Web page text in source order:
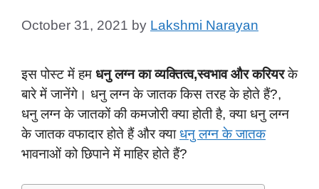
October 31, 2021 by Lakshmi Narayan
इस पोस्ट में हम धनु लग्न का व्यक्तित्व,स्वभाव और करियरके
बारे में जानेंगे। धनु लग्न के जातक किस तरह के होते हैं?,
धनु लग्न के जातकों की कमजोरी क्या होती है, क्या धनु लग्न
के जातक वफादार होते हैं और क्याधनु लग्न के जातक
भावनाओं को छिपाने में माहिर होते हैं?